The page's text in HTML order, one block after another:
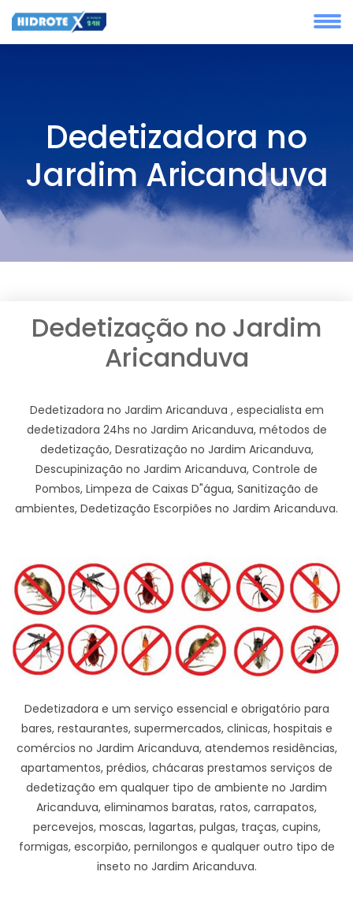
Dedetizadora no
Jardim Aricanduva
Dedetização no Jardim
Aricanduva
Dedetizadora no Jardim Aricanduva , especialista em
dedetizadora 24hs no Jardim Aricanduva, métodos de
dedetização, Desratização no Jardim Aricanduva,
Descupinização no Jardim Aricanduva, Controle de
Pombos, Limpeza de Caixas D"água, Sanitização de
ambientes, Dedetização Escorpiões no Jardim Aricanduva.
Dedetizadora e um serviço essencial e obrigatório para
bares, restaurantes, supermercados, clinicas, hospitais e
comércios no Jardim Aricanduva, atendemos residências,
apartamentos, prédios, chácaras prestamos serviços de
dedetização em qualquer tipo de ambiente no Jardim
Aricanduva, eliminamos baratas, ratos, carrapatos,
percevejos, moscas, lagartas, pulgas, traças, cupins,
formigas, escorpião, pernilongos e qualquer outro tipo de
inseto no Jardim Aricanduva.